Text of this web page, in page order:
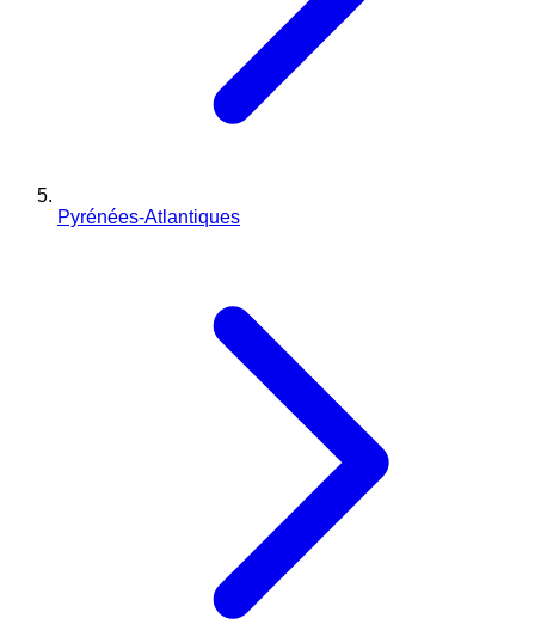
Pyrénées-Atlantiques